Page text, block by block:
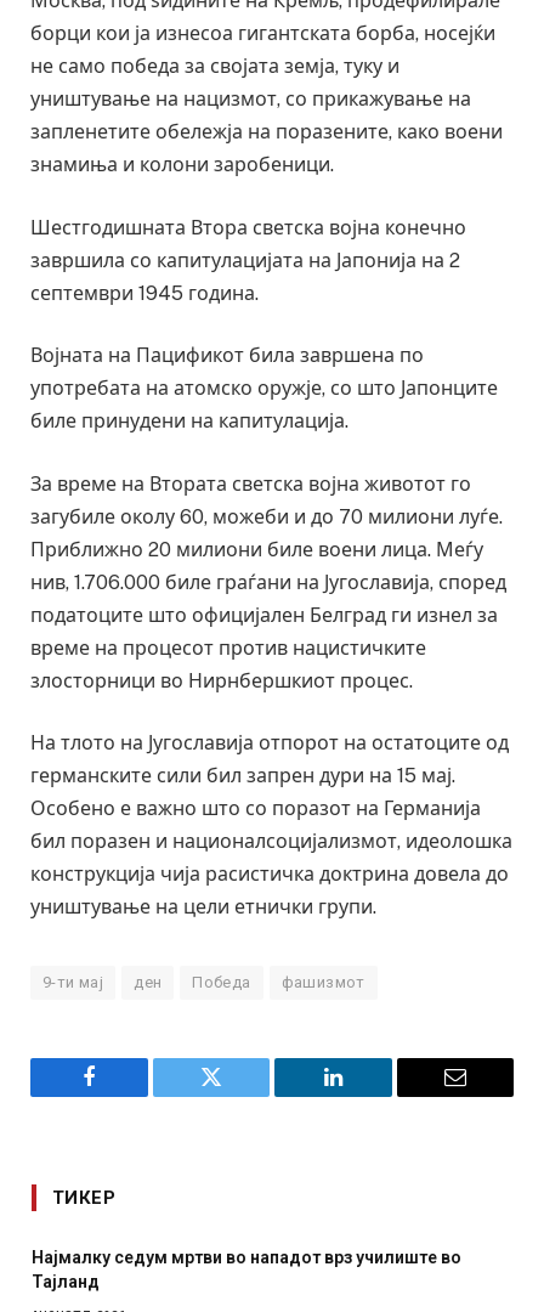
борци кои ја изнесоа гигантската борба, носејќи
не само победа за својата земја, туку и
уништување на нацизмот, со прикажување на
запленетите обележја на поразените, како воени
знамиња и колони заробеници.
Шестгодишната Втора светска војна конечно
завршила со капитулацијата на Јапонија на 2
септември 1945 година.
Војната на Пацификот била завршена по
употребата на атомско оружје, со што Јапонците
биле принудени на капитулација.
За време на Втората светска војна животот го
загубиле околу 60, можеби и до 70 милиони луѓе.
Приближно 20 милиони биле воени лица. Меѓу
нив, 1.706.000 биле граѓани на Југославија, според
податоците што официјален Белград ги изнел за
време на процесот против нацистичките
злосторници во Нирнбершкиот процес.
На тлото на Југославија отпорот на остатоците од
германските сили бил запрен дури на 15 мај.
Особено е важно што со поразот на Германија
бил поразен и националсоцијализмот, идеолошка
конструкција чија расистичка доктрина довела до
уништување на цели етнички групи.
9-ти мај ден Победа фашизмот
Facebook Twitter LinkedIn Email
ТИКЕР
Најмалку седум мртви во нападот врз училиште во
Тајланд